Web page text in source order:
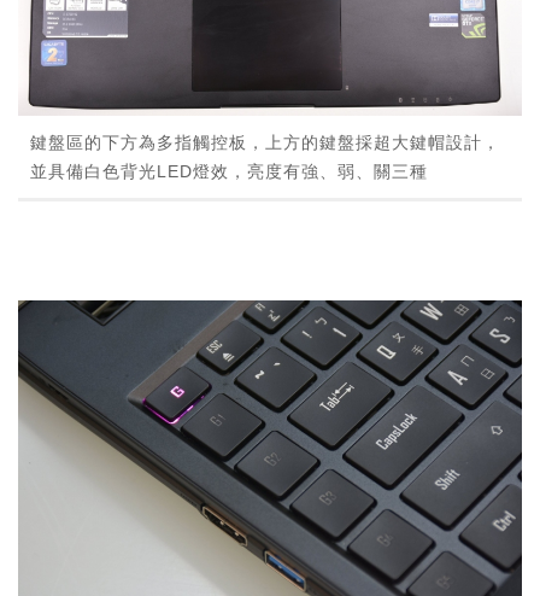
鍵盤區的下方為多指觸控板，上方的鍵盤採超大鍵帽設計，
並具備白色背光LED燈效，亮度有強、弱、關三種